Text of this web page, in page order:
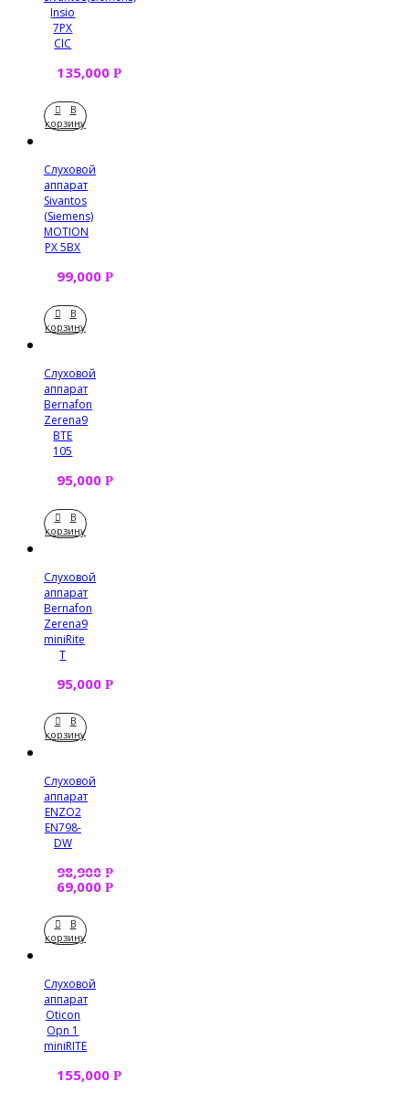
Insio
7PX
CIC
135,000 Р
В
корзину
Слуховой
аппарат
Sivantos
(Siemens)
MOTION
PX 5BX
99,000 Р
В
корзину
Слуховой
аппарат
Bernafon
Zerena9
BTE
105
95,000 Р
В
корзину
Слуховой
аппарат
Bernafon
Zerena9
miniRite
T
95,000 Р
В
корзину
Слуховой
аппарат
ENZO2
EN798-
DW
98,900 Р
69,000 Р
В
корзину
Слуховой
аппарат
Oticon
Opn 1
miniRITE
155,000 Р